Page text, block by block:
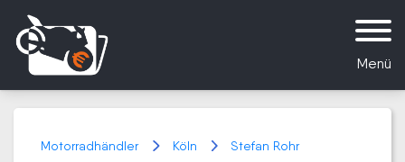
Menü
Motorradhändler Köln Stefan Rohr